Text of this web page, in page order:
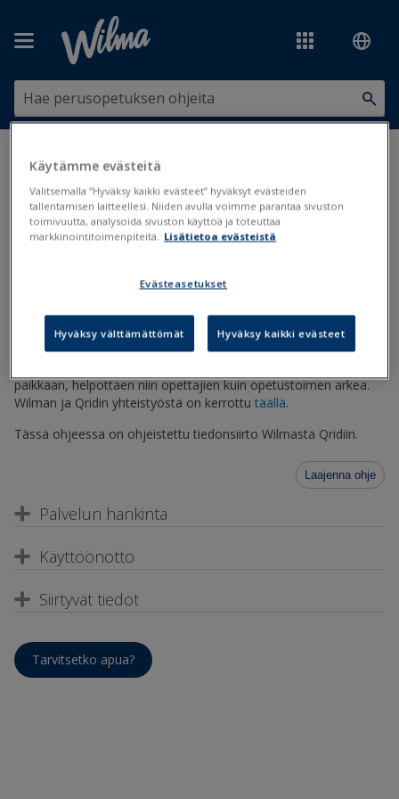
Olet tässä:Tilastot, tiedonsiirrot ja järjestelmäyhteydet
Tiedonsiirrot>Qridi
Qridi
Oppimisen arvioinnin alusta Qridi on osa Wilman ekosysteemiä
paikkaan, helpottaen niin opettajien kuin opetustoimen arkea.
Wilman ja Qridin yhteistyöstä on kerrottu täällä.
Tässä ohjeessa on ohjeistettu tiedonsiirto Wilmasta Qridiin.
Laajenna ohje
Palvelun hankinta
Käyttöönotto
Siirtyvät tiedot
Tarvitsetko apua?
Käytämme evästeitä
Valitsemalla “Hyväksy kaikki evästeet” hyväksyt evästeiden
tallentamisen laitteellesi. Niiden avulla voimme parantaa sivuston
toimivuutta, analysoida sivuston käyttöä ja toteuttaa
markkinointitoimenpiteitä. Lisätietoa evästeistä
Evästeasetukset
Hyväksy välttämättömät Hyväksy kaikki evästeet